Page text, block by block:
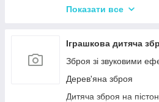
Дитяча безпека
Іграшкова залізниця та
Дитячий іграшковий
Іграшкові роботи-
Ігрові рольові набори
Показати все
Іграшкова дитяча
Зброя зі звуковими
Дерев'яна зброя
Дитяча зброя на